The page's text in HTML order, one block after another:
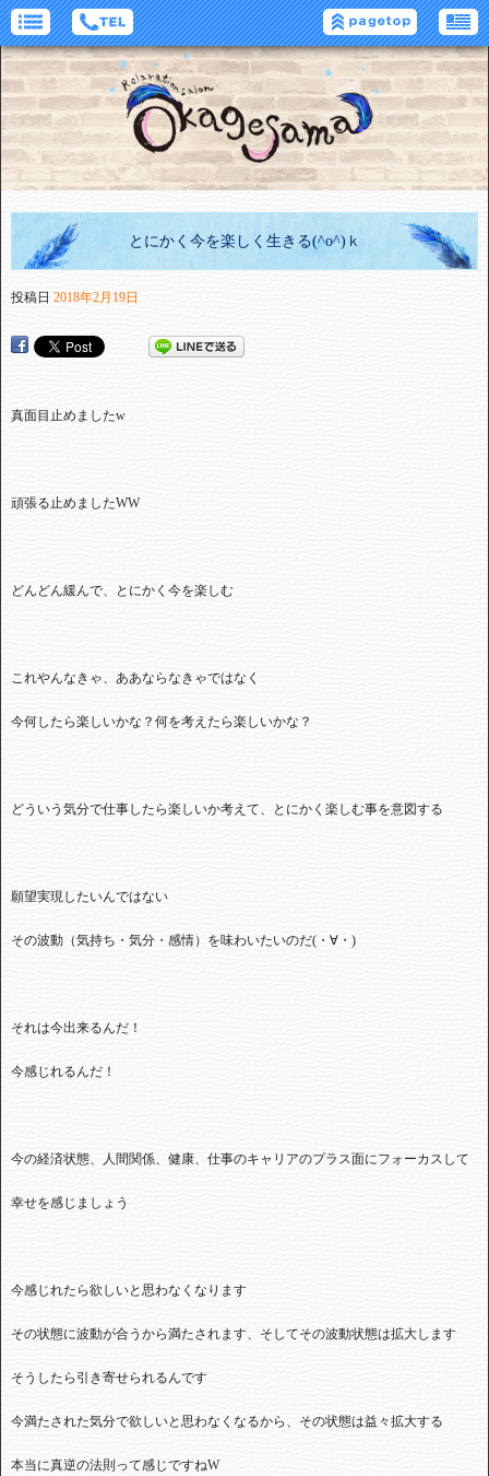
とにかく今を楽しく生きる(^o^)ｋ
投稿日 2018年2月19日
真面目止めましたw
頑張る止めましたWW
どんどん緩んで、とにかく今を楽しむ
これやんなきゃ、ああならなきゃではなく
今何したら楽しいかな？何を考えたら楽しいかな？
どういう気分で仕事したら楽しいか考えて、とにかく楽しむ事を意図する
願望実現したいんではない
その波動（気持ち・気分・感情）を味わいたいのだ( ・∀・ )
それは今出来るんだ！
今感じれるんだ！
今の経済状態、人間関係、健康、仕事のキャリアのプラス面にフォーカスして
幸せを感じましょう
今感じれたら欲しいと思わなくなります
その状態に波動が合うから満たされます、そしてその波動状態は拡大します
そうしたら引き寄せられるんです
今満たされた気分で欲しいと思わなくなるから、その状態は益々拡大する
本当に真逆の法則って感じですねW